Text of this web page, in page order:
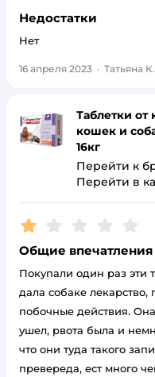
Недостатки
Нет
16 апреля 2023 · Татьяна К.
Таблетки от
кошек и
16кг
Перейти к
Перейти в
Рейтинг:1
Общие впечатления
Покупали один раз эти
дала собаке
побочные действия.
ушел, рвота была и
что они туда такого
превереда, ест много